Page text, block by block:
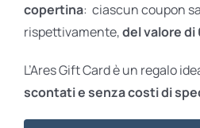
copertina: ciascun coupon
rispettivamente,del valore di
L’Ares Gift Card è un regalo
scontati esenza costi di